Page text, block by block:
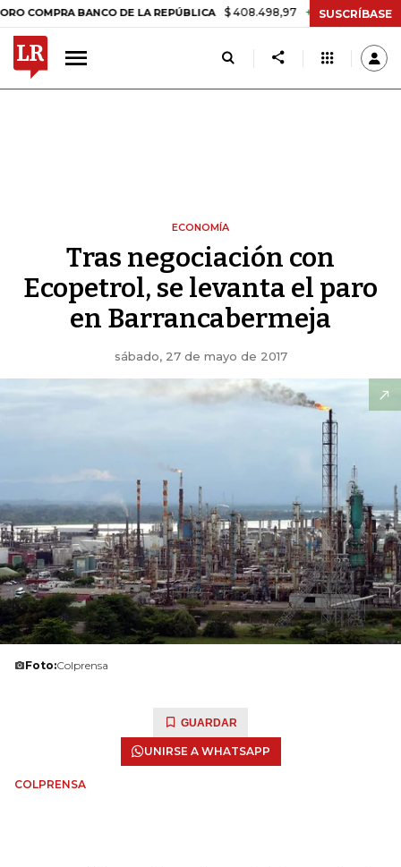
BANCO DE LA REPÚBLICA $ 408.498,97 +$ 8.753,81 +2,19%
SUSCRÍBASE
ECONOMÍA
Tras negociación con
Ecopetrol, se levanta el paro
en Barrancabermeja
sábado, 27 de mayo de 2017
Foto:Colprensa
GUARDAR
UNIRSE A WHATSAPP
COLPRENSA